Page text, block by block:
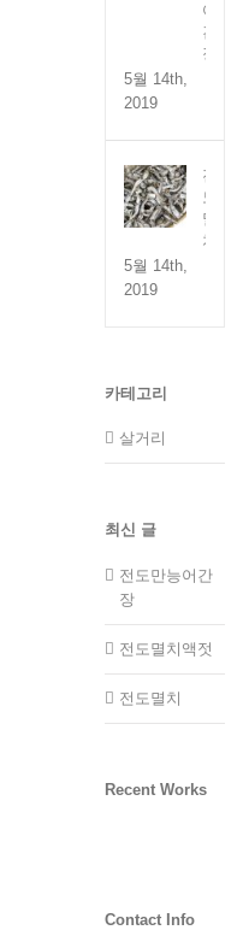
어
간
장
5월 14th,
2019
전
도
멸
치
5월 14th,
2019
카테고리
살거리
최신 글
전도만능어간
장
전도멸치액젓
전도멸치
Recent Works
Contact Info